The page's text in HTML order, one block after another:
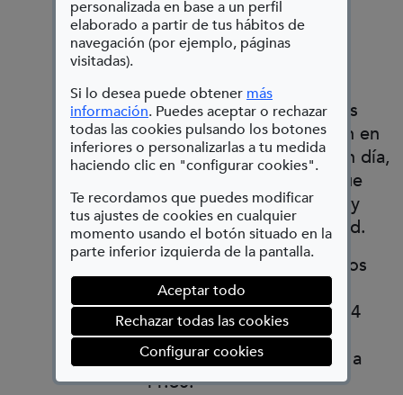
personalizada en base a un perfil
elaborado a partir de tus hábitos de
navegación (por ejemplo, páginas
visitadas).
Si lo desea puede obtener más
información(Abre en nueva ventana)
. Puedes aceptar o rechazar
todas las cookies pulsando los botones
inferiores o personalizarlas a tu medida
haciendo clic en "configurar cookies".
Te recordamos que puedes modificar
tus ajustes de cookies en cualquier
momento usando el botón situado en la
parte inferior izquierda de la pantalla.
Aceptar todo
Rechazar todas las cookies
Configurar cookies(abre en ventana
pintar lo que vemos en
nuestros sueños.
Este taller permite que los
más peques se conviertan en
artistas surrealistas por un día,
representando aquello que
sueñan con total libertad y
fomentando su creatividad.
• Público familiar con niños
entre 5 y 12 años.
• Aforo: 8-10 personas o 4
familias como máximo.
• Horario y fechas: 10:30 a
11:30.